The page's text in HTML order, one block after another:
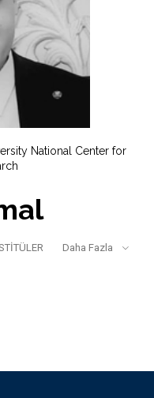
National Center for
Daha Fazla